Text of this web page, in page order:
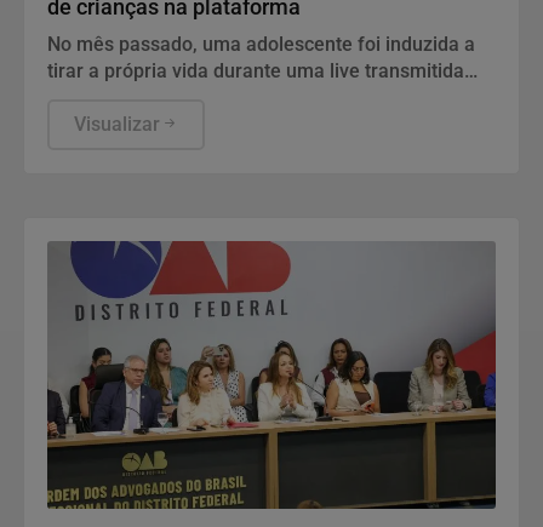
de crianças na plataforma
No mês passado, uma adolescente foi induzida a
tirar a própria vida durante uma live transmitida
Visualizar